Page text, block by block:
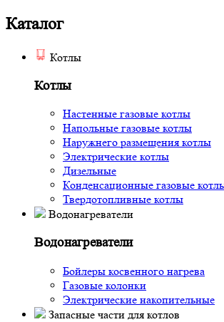
Каталог
Котлы
Котлы
Настенные газовые котлы
Напольные газовые котлы
Наружнего размещения котлы
Электрические котлы
Дизельные
Конденсационные газовые
Твердотопливные котлы
Водонагреватели
Водонагреватели
Бойлеры косвенного нагрева
Газовые колонки
Электрические накопительные
Запасные части для котлов